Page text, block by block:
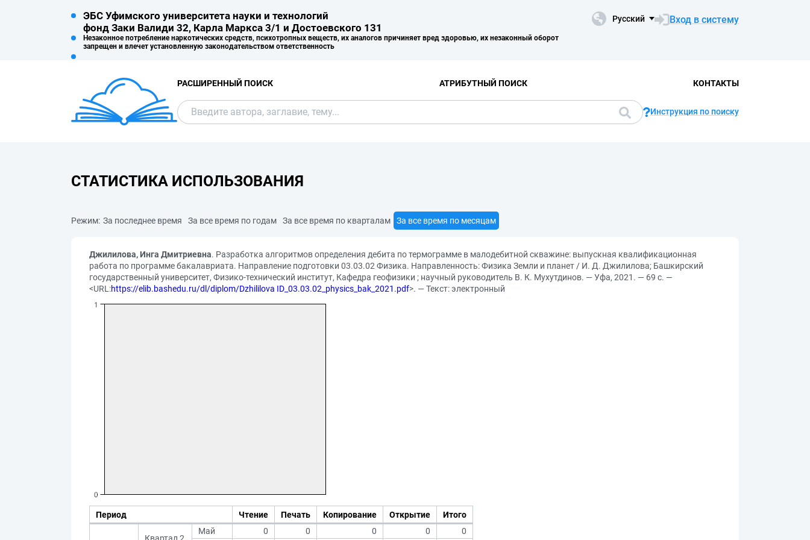
ЭБС Уфимского университета науки и технологий
фонд Заки Валиди 32, Карла Маркса 3/1 и Достоевского 131
Незаконное потребление наркотических средств, психотропных веществ, их аналогов причиняет вред здоровью, их незаконный оборот
запрещен и влечет установленную законодательством ответственность
Русский Вход в систему
РАСШИРЕННЫЙ ПОИСК АТРИБУТНЫЙ ПОИСК КОНТАКТЫ
Инструкция по поиску
СТАТИСТИКА ИСПОЛЬЗОВАНИЯ
Режим: За последнее время За все время по годам За все время по кварталам За все время по месяцам
Джилилова, Инга Дмитриевна. Разработка алгоритмов определения дебита по термограмме в малодебитной скважине: выпускная квалификационная
работа по программе бакалавриата. Направление подготовки 03.03.02 Физика. Направленность: Физика Земли и планет / И. Д. Джилилова; Башкирский
государственный университет, Физико-технический институт, Кафедра геофизики ; научный руководитель В. К. Мухутдинов. — Уфа, 2021. — 69 с. —
<URL:https://elib.bashedu.ru/dl/diplom/Dzhililova ID_03.03.02_physics_bak_2021.pdf>. — Текст: электронный
Период Чтение Печать Копирование Открытие Итого
Май 0 0 0 0 0